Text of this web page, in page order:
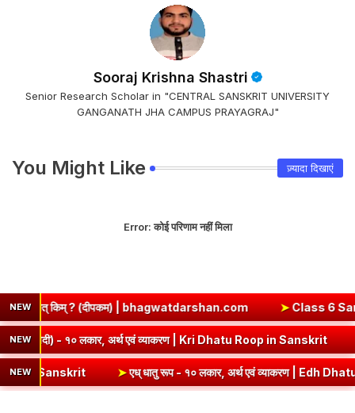
Sooraj Krishna Shastri
Senior Research Scholar in "CENTRAL SANSKRIT UNIVERSITY
GANGANATH JHA CAMPUS PRAYAGRAJ"
You Might Like ज़्यादा दिखाएं
Error:कोई परिणाम नहीं मिला
NEW ➤Class 6 Sanskrit Chapter 2 Solutions
NEW ➤कृ धातु रूप (उभयपदी) - १० लकार, अर्थ एवं व्याकरण | Kri
NEW
एध् धातु रूप - १० लकार, अर्थ एवं व्याकरण | Edh Dhatu Roop in Sanskrit